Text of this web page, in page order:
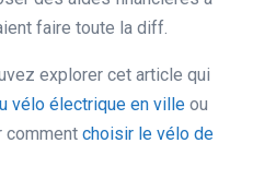
faire toute la diff.
explorer cet article qui
vélo électrique en ville ou
comment choisir le vélo de